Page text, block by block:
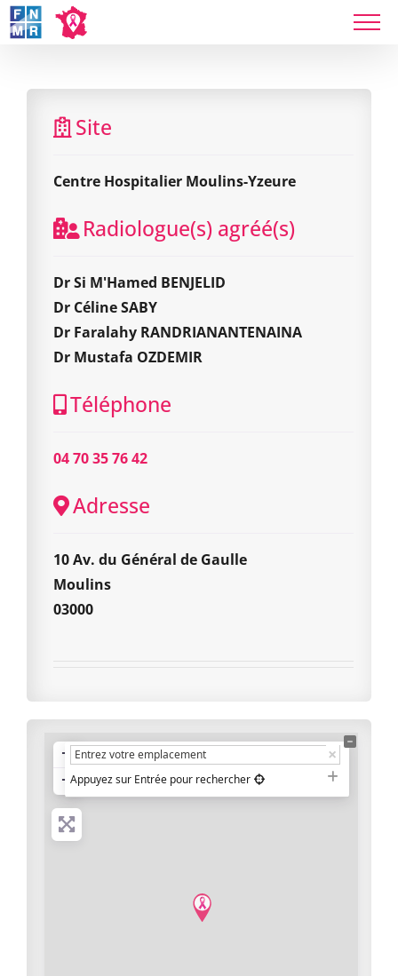
Skip
to
Site
Centre Hospitalier Moulins-Yzeure
Radiologue(s) agréé(s)
Dr Si M'Hamed BENJELID
Dr Céline SABY
Dr Faralahy RANDRIANANTENAINA
Dr Mustafa OZDEMIR
Téléphone
04 70 35 76 42
Adresse
10 Av. du Général de Gaulle
Moulins
03000
+
−Appuyez sur Entrée pour rechercher